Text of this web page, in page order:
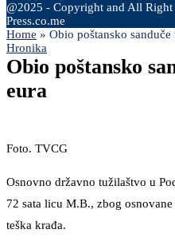
@2025 - Copyright and All Right
Press.co.me
Home » Obio poštansko
Hronika
Obio poštansko
eura
Foto. TVCG
Osnovno državno tužilaštvo u
72 sata licu M.B., zbog
teška krađa.